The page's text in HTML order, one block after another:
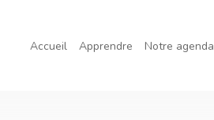
Accueil Apprendre Notre agenda